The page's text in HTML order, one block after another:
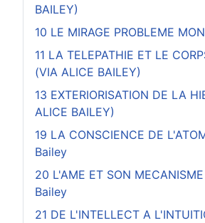
BAILEY)
10 LE MIRAGE PROBLEME
11 LA TELEPATHIE ET LE
(VIA ALICE BAILEY)
13 EXTERIORISATION DE LA
ALICE BAILEY)
19 LA CONSCIENCE DE
Bailey
20 L'AME ET SON
Bailey
21 DE L'INTELLECT A